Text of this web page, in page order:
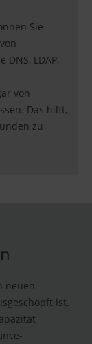
Sie
LDAP,
von
Das hilft,
zu
neuen
ist.